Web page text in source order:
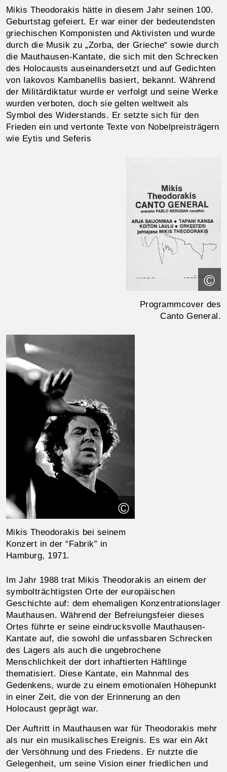
Mikis Theodorakis hätte in diesem Jahr seinen 100.
Geburtstag gefeiert. Er war einer der bedeutendsten
griechischen Komponisten und Aktivisten und wurde
durch die Musik zu „Zorba, der Grieche“ sowie durch
die Mauthausen-Kantate, die sich mit den Schrecken
des Holocausts auseinandersetzt und auf Gedichten
von Iakovos Kambanellis basiert, bekannt. Während
der Militärdiktatur wurde er verfolgt und seine Werke
wurden verboten, doch sie gelten weltweit als
Symbol des Widerstands. Er setzte sich für den
Frieden ein und vertonte Texte von Nobelpreisträgern
wie Eytis und Seferis
©
Programmcover des
Canto General.
©
Mikis Theodorakis bei seinem
Konzert in der “Fabrik” in
Hamburg, 1971.
Im Jahr 1988 trat Mikis Theodorakis an einem der
symbolträchtigsten Orte der europäischen
Geschichte auf: dem ehemaligen Konzentrationslager
Mauthausen. Während der Befreiungsfeier dieses
Ortes führte er seine eindrucksvolle Mauthausen-
Kantate auf, die sowohl die unfassbaren Schrecken
des Lagers als auch die ungebrochene
Menschlichkeit der dort inhaftierten Häftlinge
thematisiert. Diese Kantate, ein Mahnmal des
Gedenkens, wurde zu einem emotionalen Höhepunkt
in einer Zeit, die von der Erinnerung an den
Holocaust geprägt war.
Der Auftritt in Mauthausen war für Theodorakis mehr
als nur ein musikalisches Ereignis. Es war ein Akt
der Versöhnung und des Friedens. Er nutzte die
Gelegenheit, um seine Vision einer friedlichen und